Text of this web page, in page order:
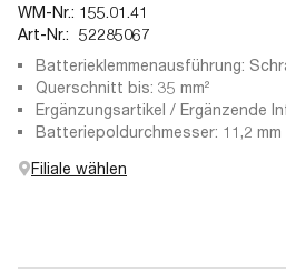
WM-Nr.: 155.01.41
Art-Nr.: 52285067
Batterieklemmenausführung:
Minuspol
Querschnitt bis: 35 mm²
Ergänzungsartikel / Ergänzende
Batteriepoldurchmesser: 11,2 mm
Filiale wählen